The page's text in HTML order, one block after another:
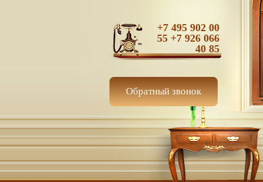
Обратный звонок
+7 495 902 00
55 +7 926 066
40 85